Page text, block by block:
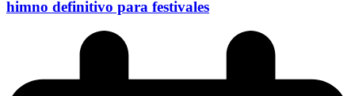
himno definitivo para festivales